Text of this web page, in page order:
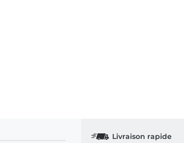
Livraison rapide